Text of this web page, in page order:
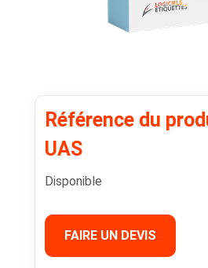
Référence du
UAS
Disponible
FAIRE UN DEVIS